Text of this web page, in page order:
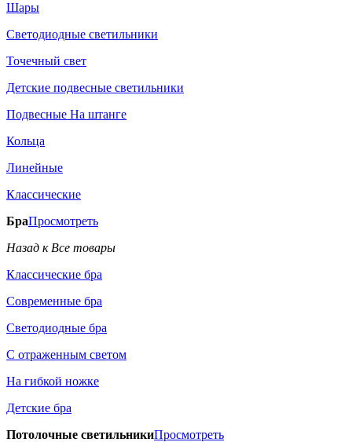
Шары
Светодиодные светильники
Точечный свет
Детские подвесные светильники
Подвесные На штанге
Кольца
Линейные
Классические
БраПросмотреть
Назад к Все товары
Классические бра
Современные бра
Светодиодные бра
С отраженным светом
На гибкой ножке
Детские бра
Потолочные светильникиПросмотреть